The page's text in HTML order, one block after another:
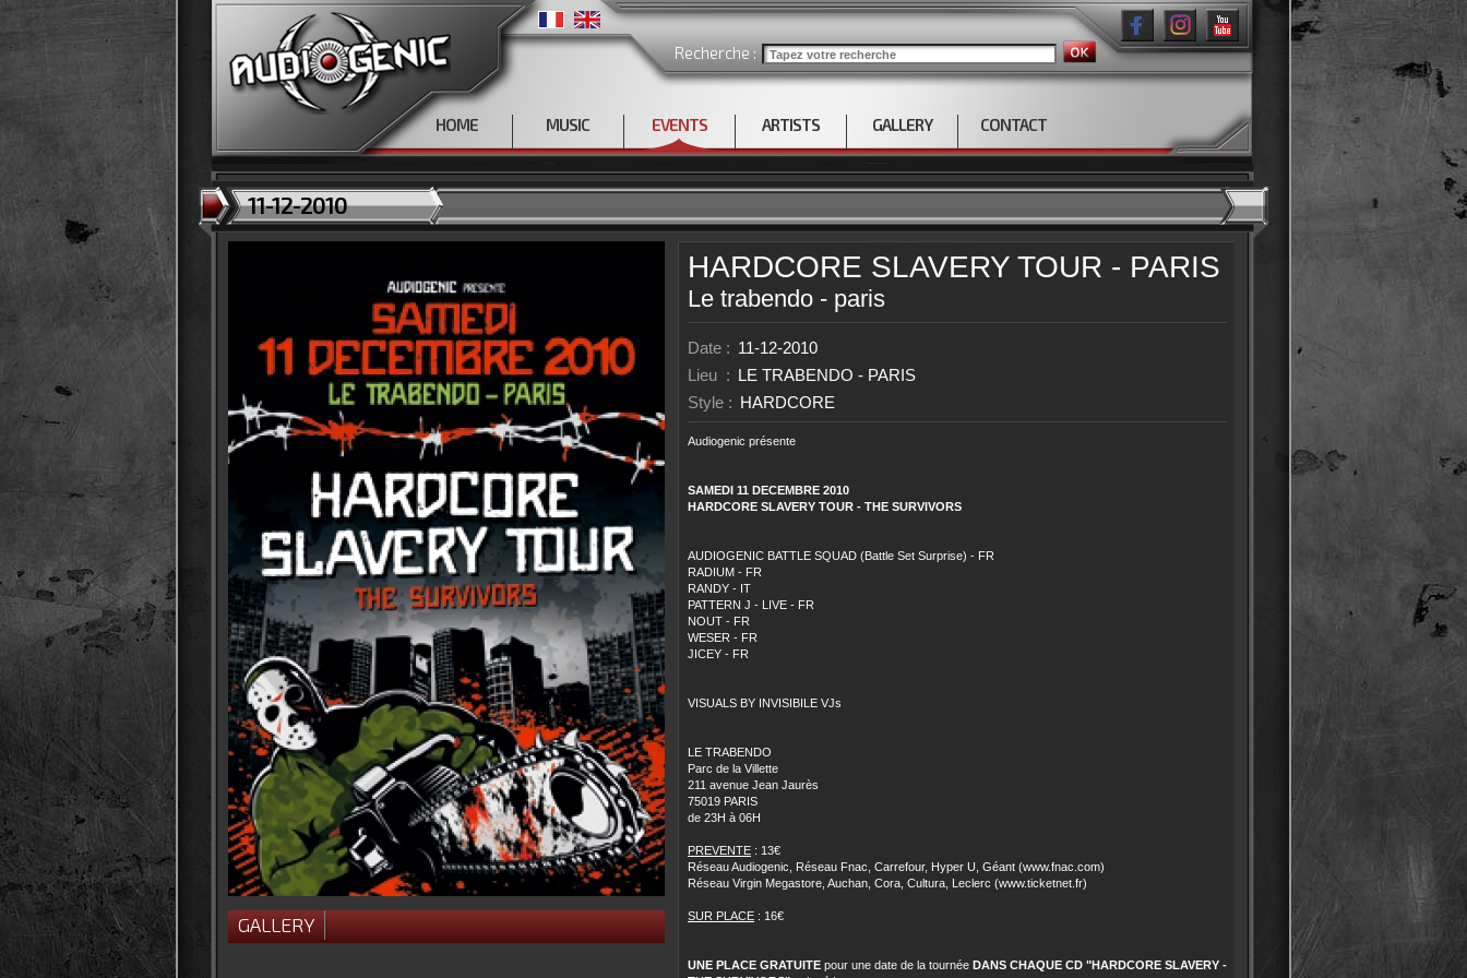
Recherche :
HOME MUSIC EVENTS ARTISTS GALLERY CONTACT
11-12-2010
GALLERY
HARDCORE SLAVERY TOUR - PARIS
Le trabendo - paris
Date : 11-12-2010
Lieu : LE TRABENDO - PARIS
Style : HARDCORE
Audiogenic présente
SAMEDI 11 DECEMBRE 2010
HARDCORE SLAVERY TOUR - THE SURVIVORS
AUDIOGENIC BATTLE SQUAD (Battle Set Surprise) - FR
RADIUM - FR
RANDY - IT
PATTERN J - LIVE - FR
NOUT - FR
WESER - FR
JICEY - FR
VISUALS BY INVISIBILE VJs
LE TRABENDO
Parc de la Villette
211 avenue Jean Jaurès
75019 PARIS
de 23H à 06H
PREVENTE : 13€
Réseau Audiogenic, Réseau Fnac, Carrefour, Hyper U, Géant (www.fnac.com)
Réseau Virgin Megastore, Auchan, Cora, Cultura, Leclerc (www.ticketnet.fr)
SUR PLACE : 16€
UNE PLACE GRATUITE pour une date de la tournée DANS CHAQUE CD "HARDCORE SLAVERY -